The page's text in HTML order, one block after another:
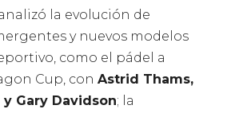
la evolución de
y nuevos modelos
como el pádel a
Cup, con Astrid Thams,
Gary Davidson; la